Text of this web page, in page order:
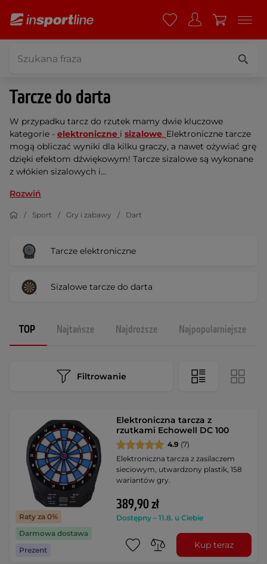
Tarcze do darta
W przypadku tarcz do rzutek mamy dwie kluczowe
kategorie - elektroniczne i sizalowe. Elektroniczne tarcze
mogą obliczać wyniki dla kilku graczy, a nawet ożywiać grę
dzięki efektom dźwiękowym! Tarcze sizalowe są wykonane
z włókien sizalowych i...
Rozwiń
Sport Gry i zabawy Dart
Tarcze elektroniczne
Sizalowe tarcze do darta
TOP Najtańsze Najdroższe Najpopularniejsze
Filtrowanie
Raty za 0%
Darmowa dostawa
Prezent
Elektroniczna tarcza z
rzutkami Echowell DC 100
4.9 (7)
Elektroniczna tarcza z zasilaczem
sieciowym, utwardzony plastik, 158
wariantów gry.
389,90 zł
Dostępny – 11.8. u Ciebie
Kup teraz